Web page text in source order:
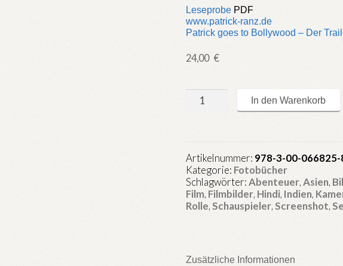
Leseprobe PDF
www.patrick-ranz.de
Patrick goes to Bollywood – Der
24,00 €
Patrick
Mein
Weg
vor
die
In den Warenkorb
Artikelnummer: 978-3-00-066825-
Kategorie: Fotobücher
Schlagwörter:Abenteuer,Asien,
Film, Filmbilder, Hindi, Indien,
Rolle,Schauspieler,Screenshot,
Zusätzliche Informationen